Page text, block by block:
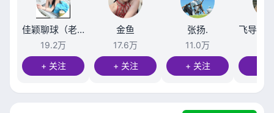
佳颖聊球（老高卫星）
19.2万
+ 关注
金鱼
17.6万
+ 关注
张扬.
11.0万
+ 关注